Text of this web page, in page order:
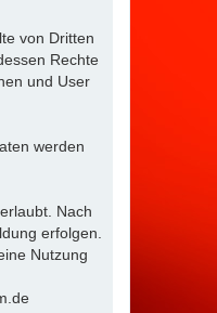
von Dritten
Rechte
und User
werden
Nach
erfolgen.
Nutzung